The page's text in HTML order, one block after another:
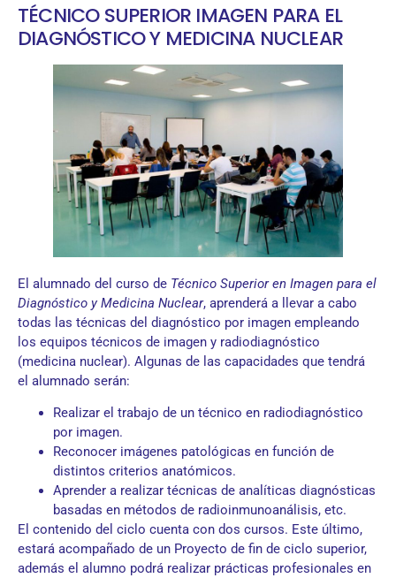
TÉCNICO SUPERIOR IMAGEN PARA EL
DIAGNÓSTICO Y MEDICINA NUCLEAR
El alumnado del curso de Técnico Superior en Imagen para el
Diagnóstico y Medicina Nuclear, aprenderá a llevar a cabo
todas las técnicas del diagnóstico por imagen empleando
los equipos técnicos de imagen y radiodiagnóstico
(medicina nuclear). Algunas de las capacidades que tendrá
el alumnado serán:
Realizar el trabajo de un técnico en radiodiagnóstico
por imagen.
Reconocer imágenes patológicas en función de
distintos criterios anatómicos.
Aprender a realizar técnicas de analíticas diagnósticas
basadas en métodos de radioinmunoanálisis, etc.
El contenido del ciclo cuenta con dos cursos. Este último,
estará acompañado de un Proyecto de fin de ciclo superior,
además el alumno podrá realizar prácticas profesionales en